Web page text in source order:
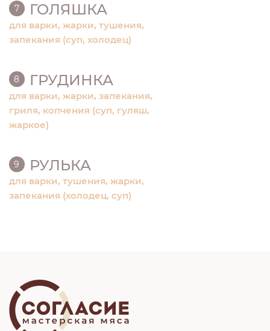
7 ГОЛЯШКА
для варки, жарки, тушения,
запекания (суп, холодец)
8 ГРУДИНКА
для варки, жарки, запекания,
гриля, копчения (суп, гуляш,
жаркое)
9 РУЛЬКА
для варки, тушения, жарки,
запекания (холодец, суп)